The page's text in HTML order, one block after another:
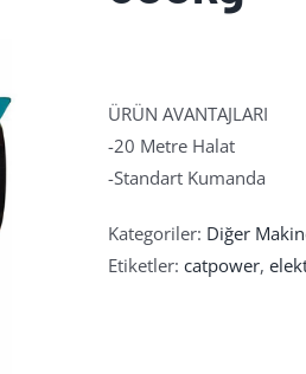
ÜRÜN AVANTAJLARI
-20 Metre Halat
-Standart Kumanda
Kategoriler: Diğer
Etiketler: catpower,